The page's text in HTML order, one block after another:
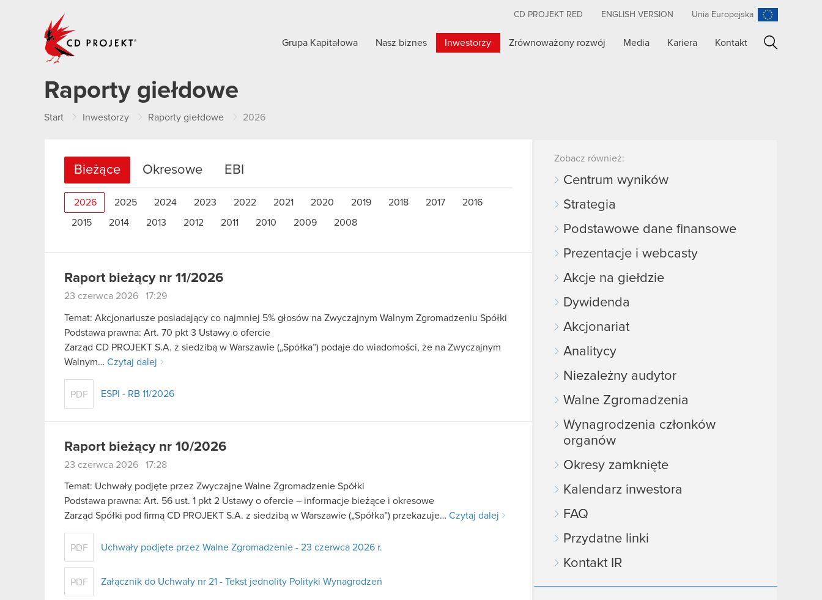
CD PROJEKT RED ENGLISH VERSION Unia Europejska
Grupa Kapitałowa Nasz biznes Inwestorzy Zrównoważony rozwój Media Kariera Kontakt
Raporty giełdowe
Start Inwestorzy Raporty giełdowe 2026
Bieżące Okresowe EBI
2026 2025 2024 2023 2022 2021 2020 2019 2018 2017 2016
2015 2014 2013 2012 2011 2010 2009 2008
Raport bieżący nr 11/2026
23 czerwca 2026 17:29
Temat: Akcjonariusze posiadający co najmniej 5% głosów na Zwyczajnym Walnym Zgromadzeniu Spółki
Podstawa prawna: Art. 70 pkt 3 Ustawy o ofercie
Zarząd CD PROJEKT S.A. z siedzibą w Warszawie („Spółka”) podaje do wiadomości, że na Zwyczajnym
Walnym… Czytaj dalej
PDF ESPI - RB 11/2026
Raport bieżący nr 10/2026
23 czerwca 2026 17:28
Temat: Uchwały podjęte przez Zwyczajne Walne Zgromadzenie Spółki
Podstawa prawna: Art. 56 ust. 1 pkt 2 Ustawy o ofercie – informacje bieżące i okresowe
Zarząd Spółki pod firmą CD PROJEKT S.A. z siedzibą w Warszawie („Spółka”) przekazuje… Czytaj dalej
PDF Uchwały podjęte przez Walne Zgromadzenie - 23 czerwca 2026 r.
PDF Załącznik do Uchwały nr 21 - Tekst jednolity Polityki Wynagrodzeń
Zobacz również:
Centrum wyników
Strategia
Podstawowe dane finansowe
Prezentacje i webcasty
Akcje na giełdzie
Dywidenda
Akcjonariat
Analitycy
Niezależny audytor
Walne Zgromadzenia
Wynagrodzenia członków
organów
Okresy zamknięte
Kalendarz inwestora
FAQ
Przydatne linki
Kontakt IR